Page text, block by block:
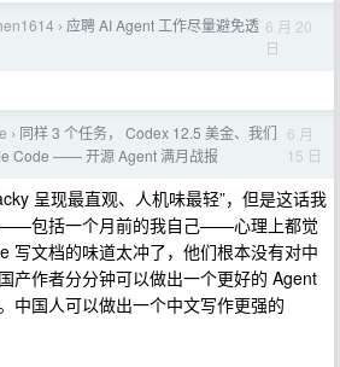
› 应聘 AI Agent 工作尽量避免透 6 月 20
日
› 同样 3 个任务， Codex 12.5 美金、我们
Code —— 开源 Agent 满月战报
6 月
15 日
呈现最直观、人机味最轻”，但是这话我
——包括一个月前的我自己——心理上都觉
写文档的味道太冲了，他们根本没有对中
产作者分分钟可以做出一个更好的 Agent
中国人可以做出一个中文写作更强的